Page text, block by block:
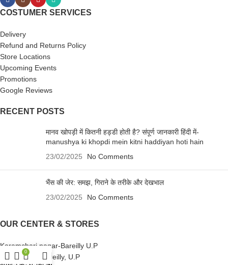
COSTUMER SERVICES
Delivery
Refund and Returns Policy
Store Locations
Upcoming Events
Promotions
Google Reviews
RECENT POSTS
मानव खोपड़ी में कितनी हड्डी होती है? संपूर्ण जानकारी हिंदी में-
manushya ki khopdi mein kitni haddiyan hoti hain
23/02/2025
No Comments
भैंस की जेर: समझ, गिराने के तरीके और देखभाल
23/02/2025
No Comments
OUR CENTER & STORES
Karamchari nagar-Bareilly U.P
Dohra road- Bareilly, U.P
0